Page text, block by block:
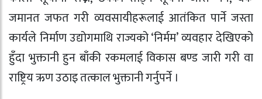
जमानत जफत गरी व्यवसायीहरूलाई आतंकित पार्ने जस्ता
कार्यले निर्माण उद्योगमाथि राज्यको ‘निर्मम’ व्यवहार देखिएको
हुँदा भुक्तानी हुन बाँकी रकमलाई विकास बण्ड जारी गरी वा
राष्ट्रिय ऋण उठाइ तत्काल भुक्तानी गर्नुपर्ने ।